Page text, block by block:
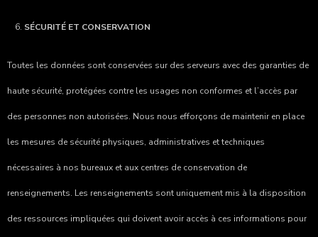
SÉCURITÉ ET CONSERVATION
Toutes les données sont conservées sur des serveurs avec des garanties de
haute sécurité, protégées contre les usages non conformes et l’accès par
des personnes non autorisées. Nous nous efforçons de maintenir en place
les mesures de sécurité physiques, administratives et techniques
nécessaires à nos bureaux et aux centres de conservation de
renseignements. Les renseignements sont uniquement mis à la disposition
des ressources impliquées qui doivent avoir accès à ces informations pour